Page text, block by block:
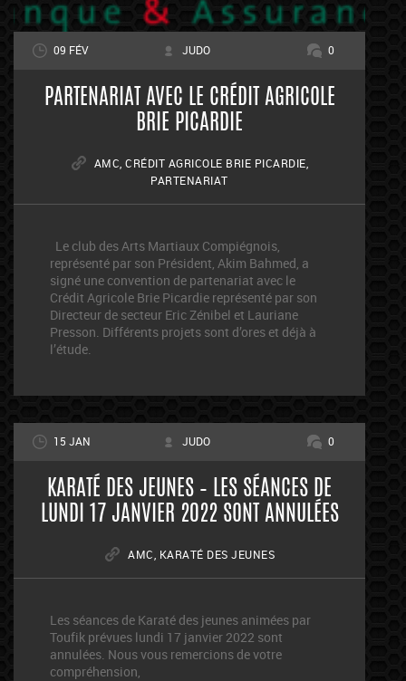
09 FÉV JUDO 0
PARTENARIAT AVEC LE CRÉDIT AGRICOLE
BRIE PICARDIE
AMC ,CRÉDIT AGRICOLE BRIE PICARDIE
PARTENARIAT
Le club des Arts Martiaux Compiégnois,
représenté par son Président, Akim Bahmed, a
signé une convention de partenariat avec le
Crédit Agricole Brie Picardie représenté par son
Directeur de secteur Eric Zénibel et Lauriane
Presson. Différents projets sont d’ores et déjà à
l’étude.
15 JAN JUDO 0
KARATÉ DES JEUNES – LES SÉANCES DE
LUNDI 17 JANVIER 2022 SONT ANNULÉES
AMC KARATÉ DES JEUNES
Les séances de Karaté des jeunes animées par
Toufik prévues lundi 17 janvier 2022 sont
annulées. Nous vous remercions de votre
compréhension,